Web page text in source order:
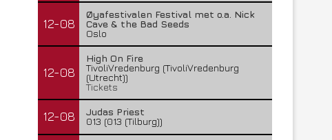
12-08
Øyafestivalen Festival met o.a. Nick
Cave & the Bad Seeds
Oslo
12-08
High On Fire
TivoliVredenburg (TivoliVredenburg
(Utrecht))
Tickets
12-08
Judas Priest
013 (013 (Tilburg))